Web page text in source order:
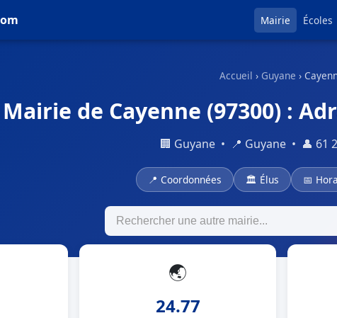
Mairie Écoles
Accueil › Guyane ›
Mairie de Cayenne (97300) :
🏢 Guyane • 📍 Guyane • 👤 61
📍 Coordonnées 🏛 Élus 📅
🌏
24.77